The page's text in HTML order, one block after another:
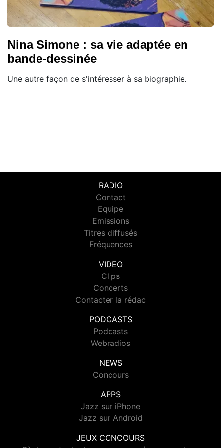
Nina Simone : sa vie adaptée en
bande-dessinée
Une autre façon de s'intéresser à sa biographie.
RADIO
Contact
Equipe
Emissions
Titres diffusés
Fréquences
VIDEO
Clips
Concerts
Contacter la rédac
PODCASTS
Podcasts
Webradios
NEWS
Concours
APPS
Jazz sur iPhone
Jazz sur Android
JEUX CONCOURS